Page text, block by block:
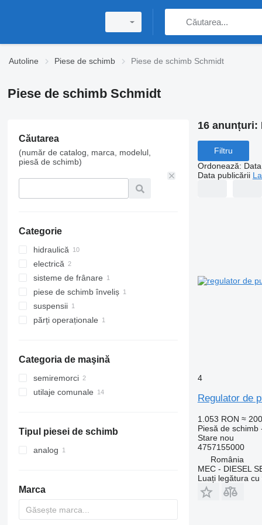
Autoline Piese de schimb Piese de schimb Schmidt
Piese de schimb Schmidt
Căutarea
(număr de catalog, marca, modelul,
piesă de schimb)
Categorie
hidraulică
distribuitoare hidraulice
pompe hidraulice
motoare hidraulice
alte piese hidraulice
electrică
panouri cu dispozitive
alte piese de schimb electrice
sisteme de frânare
regulator de putere de frânare
piese de schimb înveliș
alte componente ale ansamblului
suspensii
suspensii - alte piese de schimb
părți operaționale
Categoria de maşină
semiremorci
utilaje comunale
pentru împrăştieri
utilaje pentru deszapezire
Tipul piesei de schimb
analog
Marca
16 anunțuri:
Filtru
Ordonează:
Data publicării
4
Regulator de
1.053 RON ≈
Piesă de
Starenou
4757155000
România
MEC - DIESEL
Luați legătura